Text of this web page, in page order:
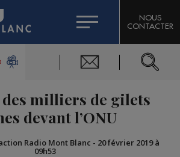
CHRONIQUES DE L'EXPERT
CITIZEN MACHINERY
MASSIF DOMAINES SKIABLES
BIGARD
DU MONT-BLANC
NOUS
CONTACTER
des milliers de gilets
devant l’ONU
Radio Mont Blanc - 20 février 2019 à
09h53